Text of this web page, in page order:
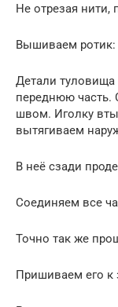
Не отрезая
Вышиваем ротик:
Детали
переднюю часть.
швом. Иголку
вытягиваем
В неё сзади
Соединяем все
Точно так же
Пришиваем его к